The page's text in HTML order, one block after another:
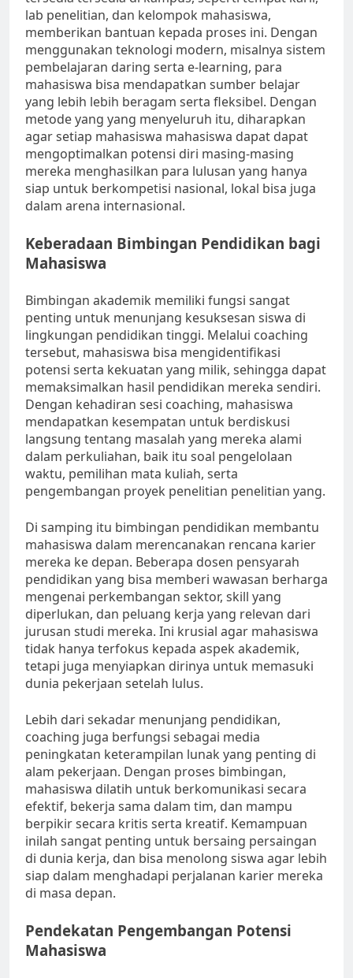
lab penelitian, dan kelompok mahasiswa,
memberikan bantuan kepada proses ini. Dengan
menggunakan teknologi modern, misalnya sistem
pembelajaran daring serta e-learning, para
mahasiswa bisa mendapatkan sumber belajar
yang lebih lebih beragam serta fleksibel. Dengan
metode yang yang menyeluruh itu, diharapkan
agar setiap mahasiswa mahasiswa dapat dapat
mengoptimalkan potensi diri masing-masing
mereka menghasilkan para lulusan yang hanya
siap untuk berkompetisi nasional, lokal bisa juga
dalam arena internasional.
Keberadaan Bimbingan Pendidikan bagi
Mahasiswa
Bimbingan akademik memiliki fungsi sangat
penting untuk menunjang kesuksesan siswa di
lingkungan pendidikan tinggi. Melalui coaching
tersebut, mahasiswa bisa mengidentifikasi
potensi serta kekuatan yang milik, sehingga dapat
memaksimalkan hasil pendidikan mereka sendiri.
Dengan kehadiran sesi coaching, mahasiswa
mendapatkan kesempatan untuk berdiskusi
langsung tentang masalah yang mereka alami
dalam perkuliahan, baik itu soal pengelolaan
waktu, pemilihan mata kuliah, serta
pengembangan proyek penelitian penelitian yang.
Di samping itu bimbingan pendidikan membantu
mahasiswa dalam merencanakan rencana karier
mereka ke depan. Beberapa dosen pensyarah
pendidikan yang bisa memberi wawasan berharga
mengenai perkembangan sektor, skill yang
diperlukan, dan peluang kerja yang relevan dari
jurusan studi mereka. Ini krusial agar mahasiswa
tidak hanya terfokus kepada aspek akademik,
tetapi juga menyiapkan dirinya untuk memasuki
dunia pekerjaan setelah lulus.
Lebih dari sekadar menunjang pendidikan,
coaching juga berfungsi sebagai media
peningkatan keterampilan lunak yang penting di
alam pekerjaan. Dengan proses bimbingan,
mahasiswa dilatih untuk berkomunikasi secara
efektif, bekerja sama dalam tim, dan mampu
berpikir secara kritis serta kreatif. Kemampuan
inilah sangat penting untuk bersaing persaingan
di dunia kerja, dan bisa menolong siswa agar lebih
siap dalam menghadapi perjalanan karier mereka
di masa depan.
Pendekatan Pengembangan Potensi
Mahasiswa